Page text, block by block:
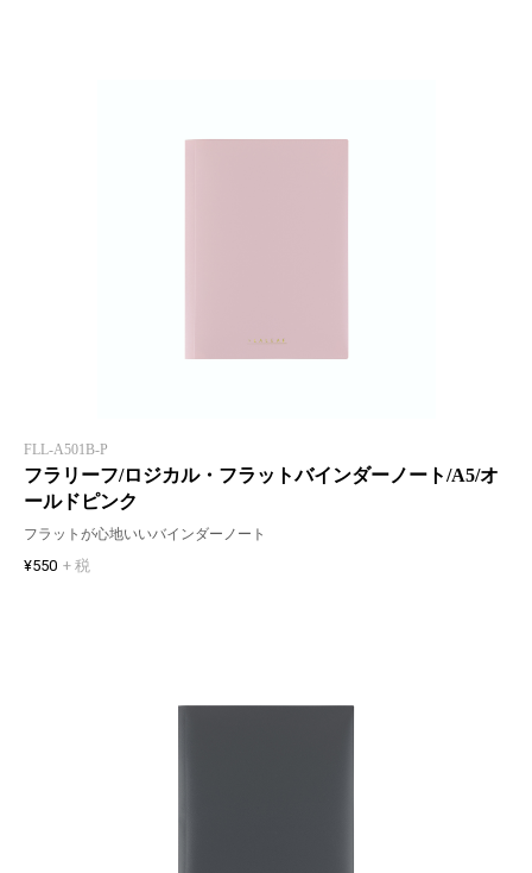
FLL-A501B-P
フラリーフ/ロジカル・フラットバインダーノート/A5/オ
ールドピンク
フラットが心地いいバインダーノート
¥550 + 税